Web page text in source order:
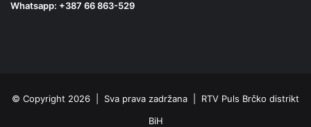
Whatsapp: +387 66 863-529
© Copyright 2026 | Sva prava zadržana | RTV Puls Brčko distrikt
BiH